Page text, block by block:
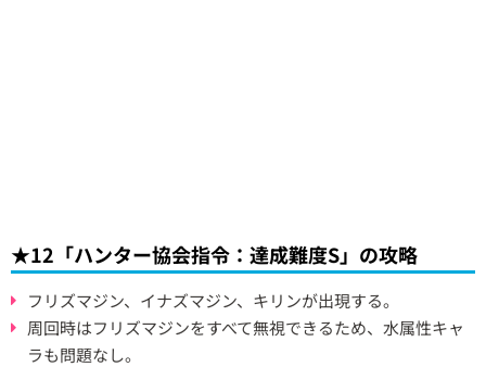
★12「ハンター協会指令：達成難度S」の攻略
フリズマジン、イナズマジン、キリンが出現する。
周回時はフリズマジンをすべて無視できるため、水属性キャ
ラも問題なし。